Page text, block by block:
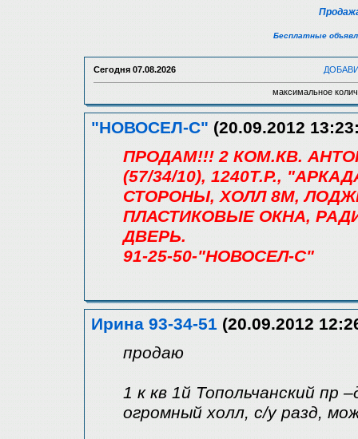
Бесплатные
Сегодня 07.08.2026
максимальное
"НОВОСЕЛ-С" (20.09.2012
ПРОДАМ!!! 2 КОМ.КВ.
(57/34/10), 1240Т.Р.,
СТОРОНЫ, ХОЛЛ 8М,
ПЛАСТИКОВЫЕ ОКНА,
ДВЕРЬ.
91-25-50-"НОВОСЕЛ-С"
Ирина 93-34-51 (20.09.2012
продаю
1 к кв 1й Топольчанский пр
огромный холл, с/у разд,